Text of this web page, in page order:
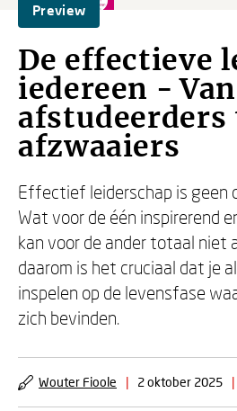
Preview
De effectieve
iedereen - Van
afstudeerders
afzwaaiers
Effectief leiderschap is geen
Wat voor de één inspirerend
kan voor de ander totaal niet
daarom is het cruciaal dat je
inspelen op de levensfase
zich bevinden.
Wouter Fioole | 2 oktober 2025 |